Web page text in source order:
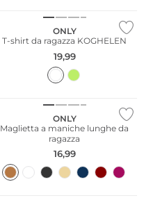
ONLY
T-shirt da ragazza KOGHELEN
19,99
ONLY
Maglietta a maniche lunghe da
ragazza
16,99